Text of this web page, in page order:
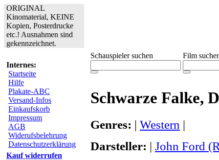
ORIGINAL
Kinomaterial, KEINE
Kopien, Posterdrucke
etc.! Ausnahmen sind
gekennzeichnet.
Internes:
Startseite
Hilfe
Plakate-ABC
Versand-Infos
Einkaufskorb
Impressum
AGB
Widerufsbelehrung
Datenschutzerklärung
Kauf widerrufen
Schauspieler suchen Film
Schwarze Falke,
Genres: | Western |
Darsteller: | John Ford